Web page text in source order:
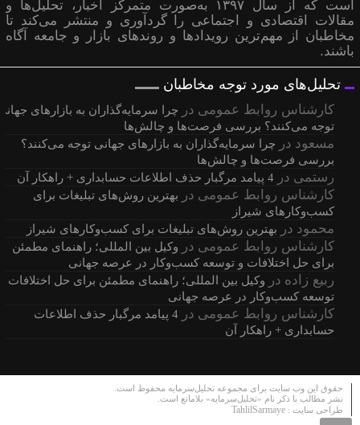
است که از سال ۱۳۹۷ به‌صورت متمرکز اخبار، تحلیل‌ها و
مقالات اقتصادی و اجتماعی را گردآوری و منتشر می‌کند تا
مخاطبان از مهم‌ترین رویدادها و روندهای بازار و جامعه آگاه
باشند.
تحلیل‌های مورد توجه مخاطبان
کارشناس روابط عمومی در
چرا سرمایه‌گذاران به بازارهای
توجه می‌کنند؟ بررسی فرصت‌ها و چالش‌ها
مسعود در
چرا سرمایه‌گذاران به بازارهای جهانی توجه می‌کنند؟
بررسی فرصت‌ها و چالش‌ها
رستمی در 4 پیامد مرگبار حذف اطلاعات حسابداری + راهکار آن
کارشناس روابط عمومی در
بهترین روش‌های تبلیغات برای
کسب‌وکارهای شیراز
محمود در بهترین روش‌های تبلیغات برای کسب‌وکارهای شیراز
کارشناس روابط عمومی در
وکیل بین المللی؛ راهنمای مطمئن
برای حل اختلافات و توسعه کسب‌وکار در عرصه جهانی
ربیع زاده در
وکیل بین المللی؛ راهنمای مطمئن برای حل اختلافات و
توسعه کسب‌وکار در عرصه جهانی
کارشناس روابط عمومی در
4 پیامد مرگبار حذف اطلاعات
حسابداری + راهکار آن
حقوق این وب سایت برای مجموعه تحلیل‌سرمایه محفوظ است.
نشر مطالب با ذکر نام «تحلیل‌سرمایه» بلامانع است.
طراحی سایت :